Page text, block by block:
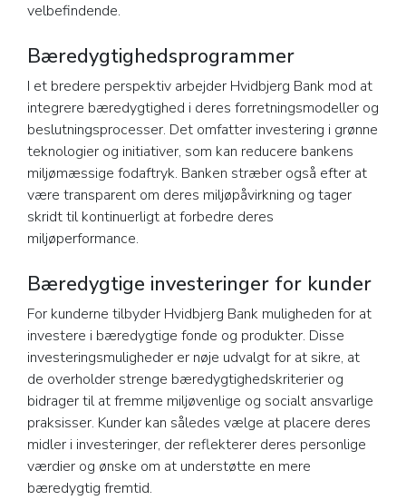
velbefindende.
Bæredygtighedsprogrammer
I et bredere perspektiv arbejder Hvidbjerg Bank mod at
integrere bæredygtighed i deres forretningsmodeller og
beslutningsprocesser. Det omfatter investering i grønne
teknologier og initiativer, som kan reducere bankens
miljømæssige fodaftryk. Banken stræber også efter at
være transparent om deres miljøpåvirkning og tager
skridt til kontinuerligt at forbedre deres
miljøperformance.
Bæredygtige investeringer for kunder
For kunderne tilbyder Hvidbjerg Bank muligheden for at
investere i bæredygtige fonde og produkter. Disse
investeringsmuligheder er nøje udvalgt for at sikre, at
de overholder strenge bæredygtighedskriterier og
bidrager til at fremme miljøvenlige og socialt ansvarlige
praksisser. Kunder kan således vælge at placere deres
midler i investeringer, der reflekterer deres personlige
værdier og ønske om at understøtte en mere
bæredygtig fremtid.